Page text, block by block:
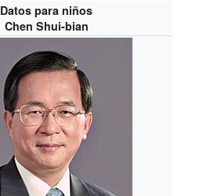
Datos para niños
Chen Shui-bian